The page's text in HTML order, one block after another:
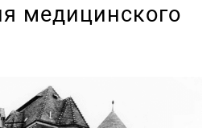
медицинского